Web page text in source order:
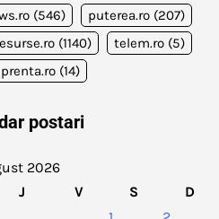
(546) puterea.ro (207)
(1140) telem.ro (5)
(14)
postari
2026
J V S
D